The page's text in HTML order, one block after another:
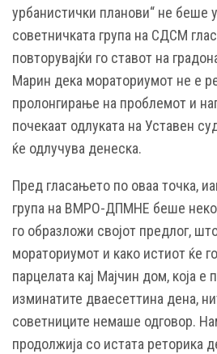
урбанистички планови“ не беше
советничката група на СДСМ
повторувајќи го ставот на
Марин дека мораториумот не е
пролонгирање на проблемот и
почекаат одлуката на Уставен
ќе одлучува денеска.
Пред гласањето по оваа точка,
група на ВМРО-ДПМНЕ беше
го образложи својот предлог,
мораториумот и како истиот ќе
парцелата кај Мајчин дом, која
изминатите дваесеттина дена,
советниците немаше одговор.
продолжија со истата реторика